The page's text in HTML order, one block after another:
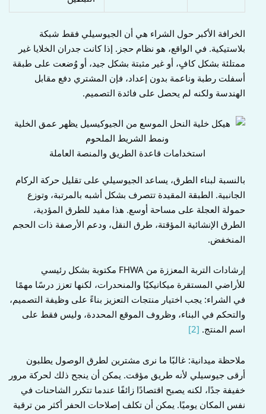
الخرافة الأكبر حول الشراء هي أن الجيوسيلي فقط شبكة
بلاستيكية. في الواقع، هو نظام حجز. إذا كانت جدران الخلايا غير
ممتلئة بشكل كافٍ، أو غير مثبتة بشكل جيد، أو وُضعت على طبقة
أسفلت رطبة وناعمة بدون إعداد، فإن المشتري دفع مقابل
الهندسة ولكنه لم يحصل على فائدة التصميم.
استخدامات قاعدة الطريق والمنصة العاملة
بالنسبة لبناء الطرق، يساعد الجيوسيلي على تقليل حركة الركام
الجانبية. الطبقة المقيدة تتصرف بشكل أشبه بالمرتبة، وتوزع
حمولة العجلة على مساحة أوسع. هذا مفيد للطرق المؤدية،
الطرق الإنشائية المؤقتة، طرق النقل، ودعم الأرصفة ذات الحجم
المنخفض.
إرشادات التربة المعززة من FHWA مكتوبة بشكل رئيسي
للأراضي المستقرة ميكانيكيًا والمنحدرات، لكنها تعزز درسًا مهمًا
في الشراء: يجب اختيار منتجات التعزيز بناءً على وظيفة التصميم،
والتحكم في البناء، وظروف الموقع المحددة، وليس فقط على
اسم المنتج. [2]
ملاحظة ميدانية: غالبًا ما نرى مشترين لطرق الوصول يطلبون
أرقى جيوسيلي لأنه طريق مؤقت. يمكن أن ينجح ذلك لحركة مرور
خفيفة جدًا، لكنه يصبح اقتصادًا زائفًا عندما تتكرر الشاحنات في
نفس المكان يوميًا. يمكن أن تكلف إصلاحات الحفر أكثر من ترقية